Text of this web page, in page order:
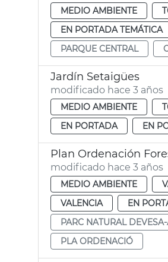
MEDIO AMBIENTE
EN PORTADA TEMÁTICA
PARQUE CENTRAL
Jardín Setaigües
modificado hace 3 años
MEDIO AMBIENTE
EN PORTADA
EN
Plan Ordenación
modificado hace 3 años
MEDIO AMBIENTE
VALENCIA
EN
PARC NATURAL
PLA ORDENACIÓ